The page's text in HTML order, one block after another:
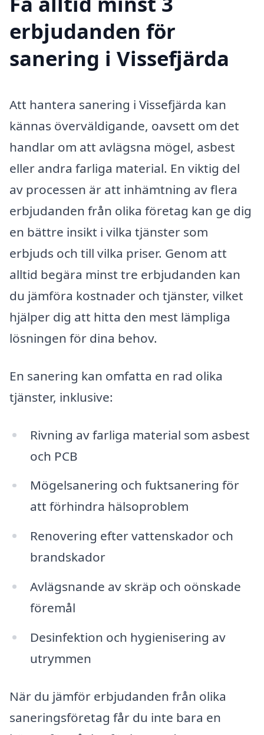
erbjudanden för
sanering i Vissefjärda
Att hantera sanering i Vissefjärda kan
kännas överväldigande, oavsett om det
handlar om att avlägsna mögel, asbest
eller andra farliga material. En viktig del
av processen är att inhämtning av flera
erbjudanden från olika företag kan ge dig
en bättre insikt i vilka tjänster som
erbjuds och till vilka priser. Genom att
alltid begära minst tre erbjudanden kan
du jämföra kostnader och tjänster, vilket
hjälper dig att hitta den mest lämpliga
lösningen för dina behov.
En sanering kan omfatta en rad olika
tjänster, inklusive:
Rivning av farliga material som asbest
och PCB
Mögelsanering och fuktsanering för
att förhindra hälsoproblem
Renovering efter vattenskador och
brandskador
Avlägsnande av skräp och oönskade
föremål
Desinfektion och hygienisering av
utrymmen
När du jämför erbjudanden från olika
saneringsföretag får du inte bara en